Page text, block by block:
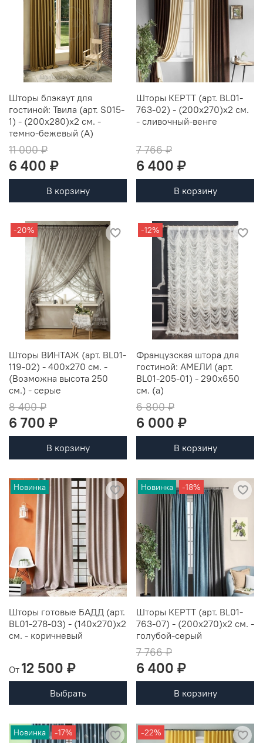
Шторы блэкаут для
гостиной: Твила (арт. S015-
1) - (200х280)х2 см. -
темно-бежевый (A)
11 000 ₽
6 400 ₽
В корзину
Шторы КЕРТТ (арт. BL01-
763-02) - (200х270)х2 см.
- сливочный-венге
7 766 ₽
6 400 ₽
В корзину
-20%
Шторы ВИНТАЖ (арт. BL01-
119-02) - 400х270 см. -
(Возможна высота 250
см.) - серые
8 400 ₽
6 700 ₽
В корзину
-12%
Французская штора для
гостиной: АМЕЛИ (арт.
BL01-205-01) - 290х650
см. (а)
6 800 ₽
6 000 ₽
В корзину
Новинка
Шторы готовые БАДД (арт.
BL01-278-03) - (140х270)х2
см. - коричневый
От 12 500 ₽
Выбрать
Новинка -18%
Шторы КЕРТТ (арт. BL01-
763-07) - (200х270)х2 см. -
голубой-серый
7 766 ₽
6 400 ₽
В корзину
Новинка -17% -22%